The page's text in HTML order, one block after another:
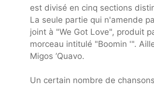
est divisé en cinq sections
La seule partie qui n'amende
joint à "We Got Love", produit
morceau intitulé "Boomin '".
Migos ’Quavo.
Un certain nombre de